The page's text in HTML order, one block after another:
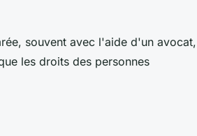
souvent avec l'aide d'un avocat,
les droits des personnes